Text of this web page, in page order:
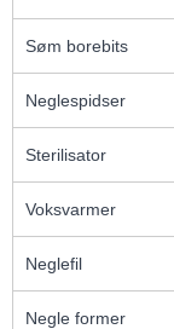
Søm borebits
Neglespidser
Sterilisator
Voksvarmer
Neglefil
Negle former